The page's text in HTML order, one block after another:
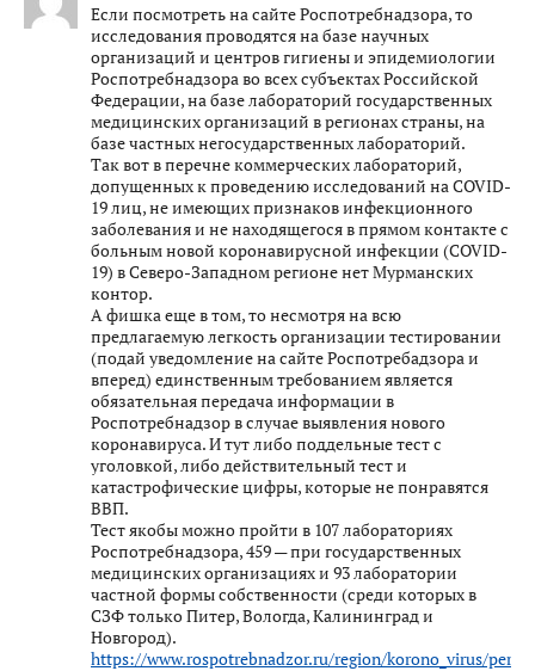
Если посмотреть на сайте Роспотребнадзора, то
исследования проводятся на базе научных
организаций и центров гигиены и эпидемиологии
Роспотребнадзора во всех субъектах Российской
Федерации, на базе лабораторий государственных
медицинских организаций в регионах страны, на
базе частных негосударственных лабораторий.
Так вот в перечне коммерческих лабораторий,
допущенных к проведению исследований на COVID-
19 лиц, не имеющих признаков инфекционного
заболевания и не находящегося в прямом контакте с
больным новой коронавирусной инфекции (COVID-
19) в Северо-Западном регионе нет Мурманских
контор.
А фишка еще в том, то несмотря на всю
предлагаемую легкость организации тестировании
(подай уведомление на сайте Роспотребадзора и
вперед) единственным требованием является
обязательная передача информации в
Роспотребнадзор в случае выявления нового
коронавируса. И тут либо поддельные тест с
уголовкой, либо действительный тест и
катастрофические цифры, которые не понравятся
ВВП.
Тест якобы можно пройти в 107 лабораториях
Роспотребнадзора, 459 — при государственных
медицинских организациях и 93 лаборатории
частной формы собственности (среди которых в
СЗФ только Питер, Вологда, Калининград и
Новгород).
https://www.rospotrebnadzor.ru/region/korono_virus/